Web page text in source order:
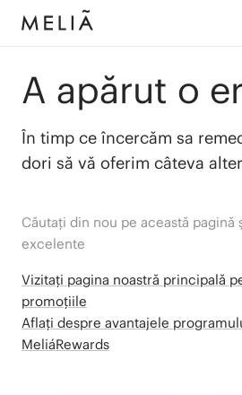
A apărut o
În timp ce încercăm sa
dori să vă oferim câteva
Căutați din nou pe această
excelente
Vizitați pagina noastră principală
promoțiile
Aflați despre avantajele
MeliáRewards